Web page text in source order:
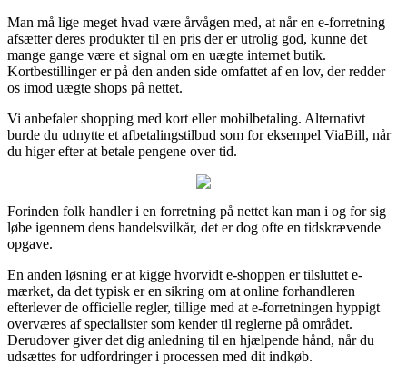
Man må lige meget hvad være årvågen med, at når en e-forretning
afsætter deres produkter til en pris der er utrolig god, kunne det
mange gange være et signal om en uægte internet butik.
Kortbestillinger er på den anden side omfattet af en lov, der redder
os imod uægte shops på nettet.
Vi anbefaler shopping med kort eller mobilbetaling. Alternativt
burde du udnytte et afbetalingstilbud som for eksempel ViaBill, når
du higer efter at betale pengene over tid.
Forinden folk handler i en forretning på nettet kan man i og for sig
løbe igennem dens handelsvilkår, det er dog ofte en tidskrævende
opgave.
En anden løsning er at kigge hvorvidt e-shoppen er tilsluttet e-
mærket, da det typisk er en sikring om at online forhandleren
efterlever de officielle regler, tillige med at e-forretningen hyppigt
overværes af specialister som kender til reglerne på området.
Derudover giver det dig anledning til en hjælpende hånd, når du
udsættes for udfordringer i processen med dit indkøb.